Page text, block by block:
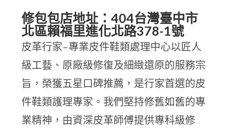
修包包店地址：404台灣臺中市
北區賴福里進化北路378-1號
皮革行家–專業皮件鞋類處理中心以匠人
級工藝、原廠級修復及細緻還原的服務宗
旨，榮獲五星口碑推薦，是行家首選的皮
件鞋類護理專家。我們堅持修舊如舊的專
業精神，由資深皮革師傅提供專科級修